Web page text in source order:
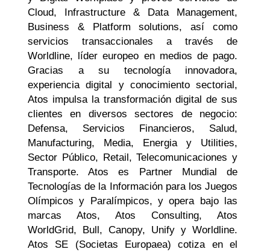
Cloud, Infrastructure & Data Management,
Business & Platform solutions, así como
servicios transaccionales a través de
Worldline, líder europeo en medios de pago.
Gracias a su tecnología innovadora,
experiencia digital y conocimiento sectorial,
Atos impulsa la transformación digital de sus
clientes en diversos sectores de negocio:
Defensa, Servicios Financieros, Salud,
Manufacturing, Media, Energia y Utilities,
Sector Público, Retail, Telecomunicaciones y
Transporte. Atos es Partner Mundial de
Tecnologías de la Información para los Juegos
Olímpicos y Paralímpicos, y opera bajo las
marcas Atos, Atos Consulting, Atos
WorldGrid, Bull, Canopy, Unify y Worldline.
Atos SE (Societas Europaea) cotiza en el